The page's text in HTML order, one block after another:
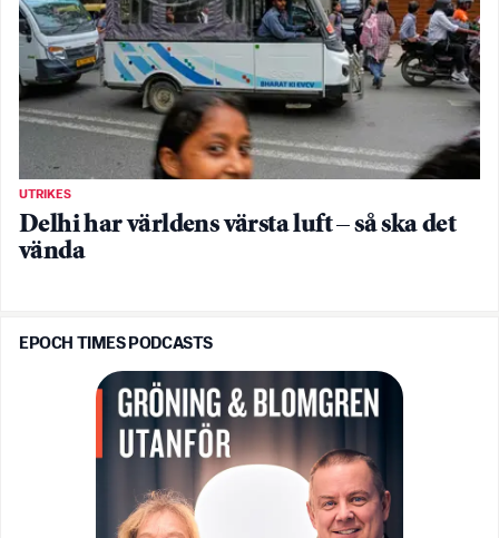
UTRIKES
Delhi har världens värsta luft – så ska det
vända
EPOCH TIMES PODCASTS